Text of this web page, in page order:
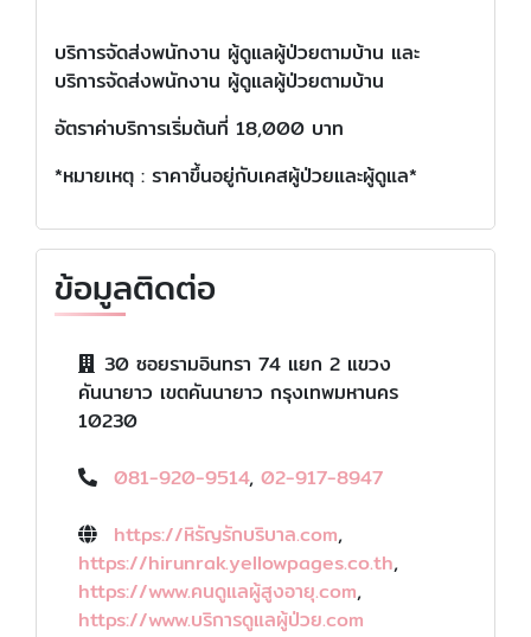
บริการจัดส่งพนักงาน ผู้ดูแลผู้ป่วยตามบ้าน และ
บริการจัดส่งพนักงาน ผู้ดูแลผู้ป่วยตามบ้าน
อัตราค่าบริการเริ่มต้นที่ 18,000 บาท
*หมายเหตุ : ราคาขึ้นอยู่กับเคสผู้ป่วยและผู้ดูแล*
ข้อมูลติดต่อ
30 ซอยรามอินทรา 74 แยก 2 แขวง
คันนายาว เขตคันนายาว กรุงเทพมหานคร
10230
081-920-9514, 02-917-8947
https://หิรัญรักบริบาล.com,
https://hirunrak.yellowpages.co.th,
https://www.คนดูแลผู้สูงอายุ.com,
https://www.บริการดูแลผู้ป่วย.com